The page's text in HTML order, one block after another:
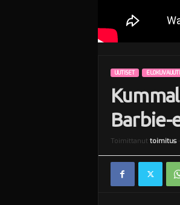
UUTISET
Barbie-
Toimittanut toimitus-